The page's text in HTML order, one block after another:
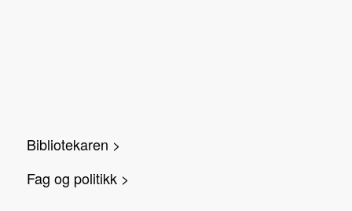
Bibliotekaren >
Fag og politikk >